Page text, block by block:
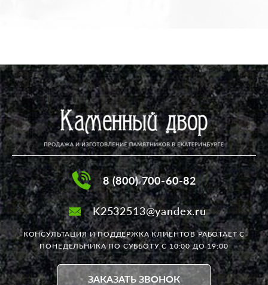
8 (800) 700-60-82
K2532513@yandex.ru
КОНСУЛЬТАЦИЯ И ПОДДЕРЖКА КЛИЕНТОВ РАБОТАЕТС
ПОНЕДЕЛЬНИКА ПО СУББОТУ С 10:00 ДО 19:00
ЗАКАЗАТЬ ЗВОНОК